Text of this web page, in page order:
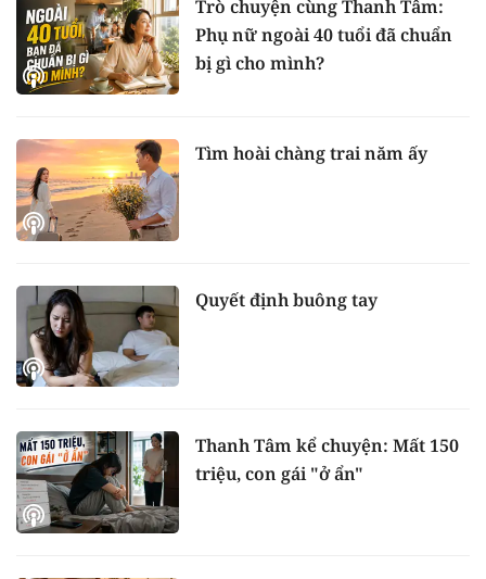
Trò chuyện cùng Thanh Tâm:
Phụ nữ ngoài 40 tuổi đã chuẩn
bị gì cho mình?
Tìm hoài chàng trai năm ấy
Quyết định buông tay
Thanh Tâm kể chuyện: Mất 150
triệu, con gái "ở ẩn"